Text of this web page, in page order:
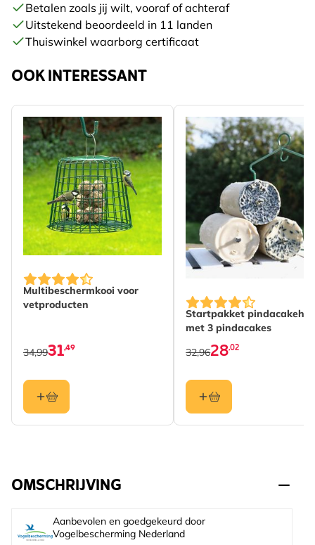
Betalen zoals jij wilt, vooraf of achteraf
Uitstekend beoordeeld in 11 landen
Thuiswinkel waarborg certificaat
OOK INTERESSANT
Multibeschermkooi voor
vetproducten
31,49
34,99
Startpakket
met 3 pindacakes
De prijs is afhankelijk
32,9628,02
OMSCHRIJVING
Aanbevolen en goedgekeurd door
Vogelbescherming Nederland